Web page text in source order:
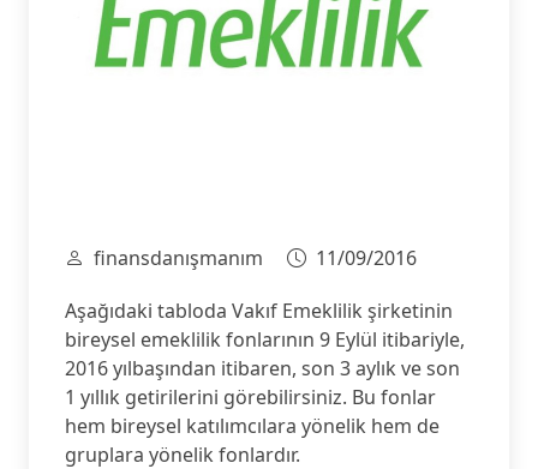
finansdanışmanım
11/09/2016
Aşağıdaki tabloda Vakıf Emeklilik şirketinin
bireysel emeklilik fonlarının 9 Eylül itibariyle,
2016 yılbaşından itibaren, son 3 aylık ve son
1 yıllık getirilerini görebilirsiniz. Bu fonlar
hem bireysel katılımcılara yönelik hem de
gruplara yönelik fonlardır.